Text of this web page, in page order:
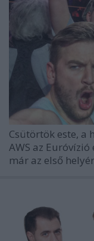
Csütörtök este, a
AWS az
már az első